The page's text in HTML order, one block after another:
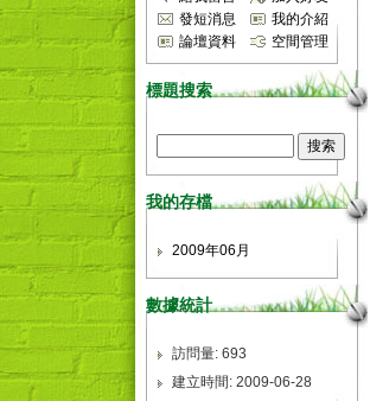
發短消息
我的介紹
論壇資料
空間管理
標題搜索
我的存檔
2009年06月
數據統計
訪問量: 693
建立時間: 2009-06-28